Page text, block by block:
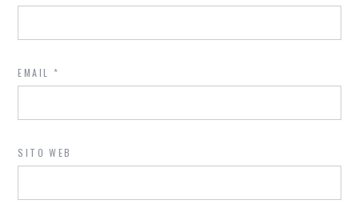
EMAIL *
SITO WEB